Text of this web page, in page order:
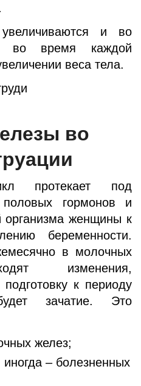
и во
во время каждой
веса тела.
во
протекает под
гормонов и
организма женщины к
беременности.
в молочных
изменения,
к периоду
зачатие. Это
желез;
– болезненных